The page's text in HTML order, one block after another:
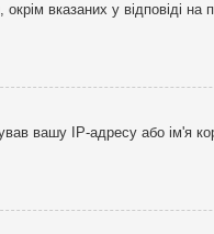
вказаних у відповіді на
вашу IP-адресу або ім'я